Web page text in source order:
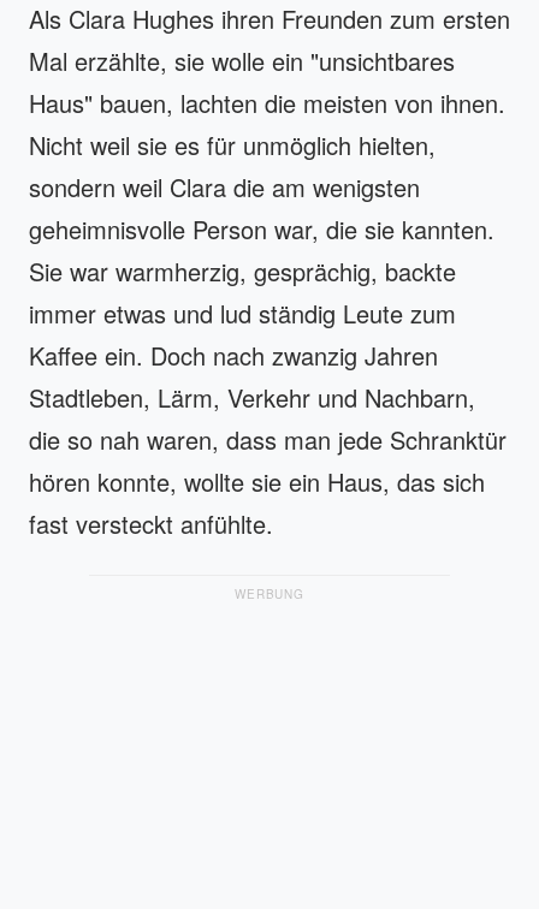
Als Clara Hughes ihren Freunden zum ersten
Mal erzählte, sie wolle ein "unsichtbares
Haus" bauen, lachten die meisten von ihnen.
Nicht weil sie es für unmöglich hielten,
sondern weil Clara die am wenigsten
geheimnisvolle Person war, die sie kannten.
Sie war warmherzig, gesprächig, backte
immer etwas und lud ständig Leute zum
Kaffee ein. Doch nach zwanzig Jahren
Stadtleben, Lärm, Verkehr und Nachbarn,
die so nah waren, dass man jede Schranktür
hören konnte, wollte sie ein Haus, das sich
fast versteckt anfühlte.
WERBUNG